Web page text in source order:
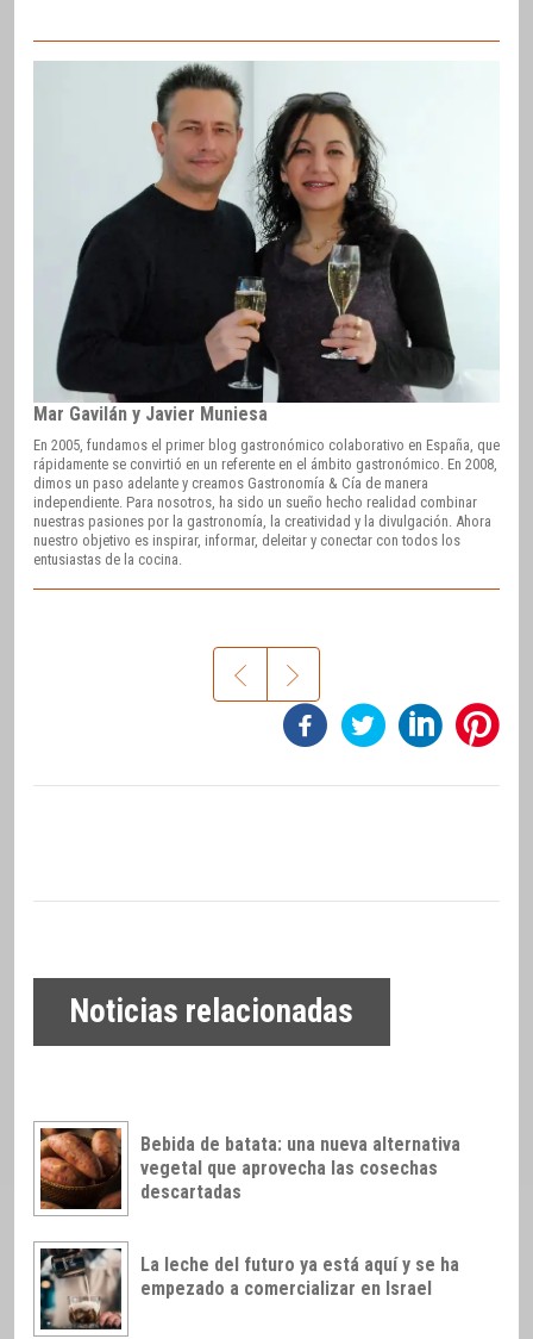
Mar Gavilán y Javier Muniesa
En 2005, fundamos el primer blog gastronómico colaborativo en España, que
rápidamente se convirtió en un referente en el ámbito gastronómico. En 2008,
dimos un paso adelante y creamos Gastronomía & Cía de manera
independiente. Para nosotros, ha sido un sueño hecho realidad combinar
nuestras pasiones por la gastronomía, la creatividad y la divulgación. Ahora
nuestro objetivo es inspirar, informar, deleitar y conectar con todos los
entusiastas de la cocina.
Noticias relacionadas
Bebida de batata: una nueva alternativa
vegetal que aprovecha las cosechas
descartadas
La leche del futuro ya está aquí y se ha
empezado a comercializar en Israel